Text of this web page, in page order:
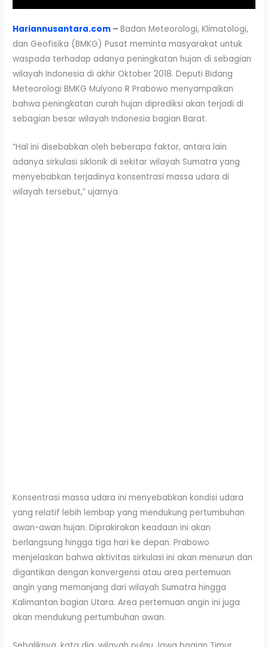
Hariannusantara.com –Badan Meteorologi, Klimatologi,
dan Geofisika (BMKG) Pusat meminta masyarakat untuk
waspada terhadap adanya peningkatan hujan di sebagian
wilayah Indonesia di akhir Oktober 2018. Deputi Bidang
Meteorologi BMKG Mulyono R Prabowo menyampaikan
bahwa peningkatan curah hujan diprediksi akan terjadi di
sebagian besar wilayah Indonesia bagian Barat.
“Hal ini disebabkan oleh beberapa faktor, antara lain
adanya sirkulasi siklonik di sekitar wilayah Sumatra yang
menyebabkan terjadinya konsentrasi massa udara di
wilayah tersebut,” ujarnya.
Konsentrasi massa udara ini menyebabkan kondisi udara
yang relatif lebih lembap yang mendukung pertumbuhan
awan-awan hujan. Diprakirakan keadaan ini akan
berlangsung hingga tiga hari ke depan. Prabowo
menjelaskan bahwa aktivitas sirkulasi ini akan menurun dan
digantikan dengan konvergensi atau area pertemuan
angin yang memanjang dari wilayah Sumatra hingga
Kalimantan bagian Utara. Area pertemuan angin ini juga
akan mendukung pertumbuhan awan.